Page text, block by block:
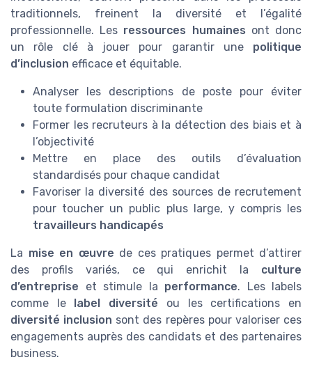
traditionnels, freinent la diversité et l’égalité
professionnelle. Les ressources humaines ont donc
un rôle clé à jouer pour garantir une politique
d’inclusion efficace et équitable.
Analyser les descriptions de poste pour éviter
toute formulation discriminante
Former les recruteurs à la détection des biais et à
l’objectivité
Mettre en place des outils d’évaluation
standardisés pour chaque candidat
Favoriser la diversité des sources de recrutement
pour toucher un public plus large, y compris les
travailleurs handicapés
La mise en œuvre de ces pratiques permet d’attirer
des profils variés, ce qui enrichit la culture
d’entreprise et stimule la performance. Les labels
comme le label diversité ou les certifications en
diversité inclusion sont des repères pour valoriser ces
engagements auprès des candidats et des partenaires
business.